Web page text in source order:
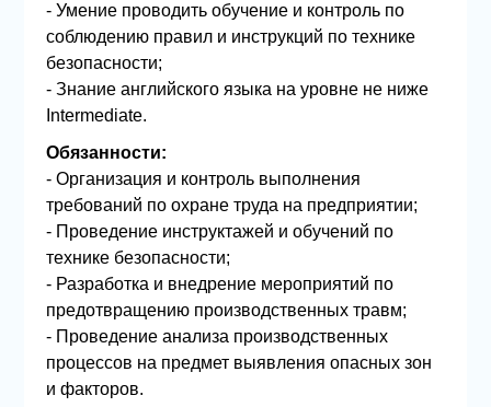
- Умение проводить обучение и контроль по
соблюдению правил и инструкций по технике
безопасности;
- Знание английского языка на уровне не ниже
Intermediate.
Обязанности:
- Организация и контроль выполнения
требований по охране труда на предприятии;
- Проведение инструктажей и обучений по
технике безопасности;
- Разработка и внедрение мероприятий по
предотвращению производственных травм;
- Проведение анализа производственных
процессов на предмет выявления опасных зон
и факторов.